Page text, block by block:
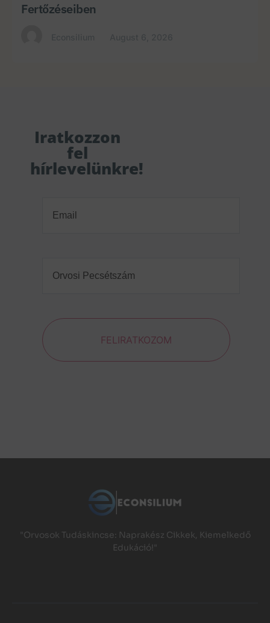
Fertőzéseiben
Iratkozzon
fel
hírlevelünkre!
Pecsétszám(Required)
FELIRATKOZOM
"Orvosok Tudáskincse: Naprakész Cikkek, Kiemelkedő
Edukáció!"